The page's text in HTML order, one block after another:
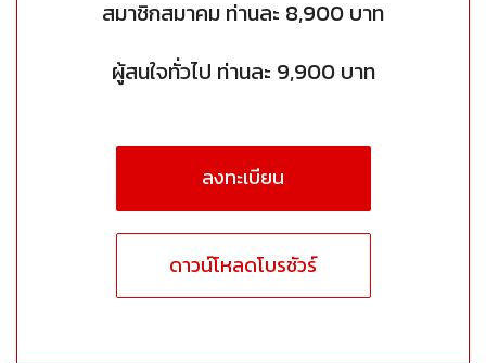
สมาชิกสมาคม ท่านละ 8,900 บาท
ผู้สนใจทั่วไป ท่านละ 9,900 บาท
ลงทะเบียน
ดาวน์โหลดโบรชัวร์